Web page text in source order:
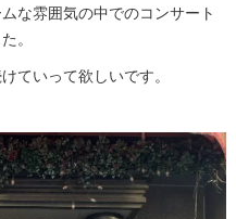
な雰囲気の中でのコンサート
。
ていって欲しいです。